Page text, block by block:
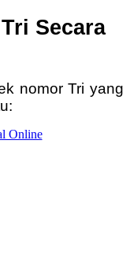
Secara
nomor Tri yang